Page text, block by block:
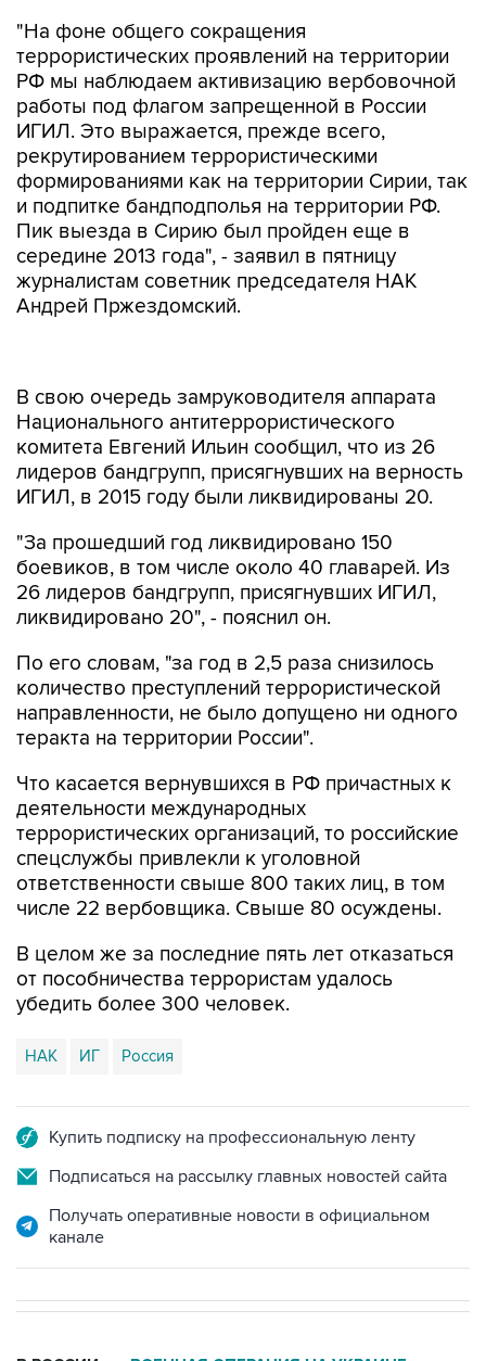
"На фоне общего сокращения
террористических проявлений на территории
РФ мы наблюдаем активизацию вербовочной
работы под флагом запрещенной в России
ИГИЛ. Это выражается, прежде всего,
рекрутированием террористическими
формированиями как на территории Сирии, так
и подпитке бандподполья на территории РФ.
Пик выезда в Сирию был пройден еще в
середине 2013 года", - заявил в пятницу
журналистам советник председателя НАК
Андрей Пржездомский.
комитета Евгений Ильин сообщил, что из 26
лидеров бандгрупп, присягнувших на верность
ИГИЛ, в 2015 году были ликвидированы 20.
"За прошедший год ликвидировано 150
26 лидеров бандгрупп, присягнувших ИГИЛ,
ликвидировано 20", - пояснил он.
По его словам, "за год в 2,5 раза снизилось
направленности, не было допущено ни одного
теракта на территории России".
Что касается вернувшихся в РФ причастных к
террористических организаций, то российские
спецслужбы привлекли к уголовной
ответственности свыше 800 таких лиц, в том
числе 22 вербовщика. Свыше 80 осуждены.
В целом же за последние пять лет отказаться
убедить более 300 человек.
НАК ИГ Россия
Подписаться на рассылку главных новостей сайта
Получать оперативные новости в официальном